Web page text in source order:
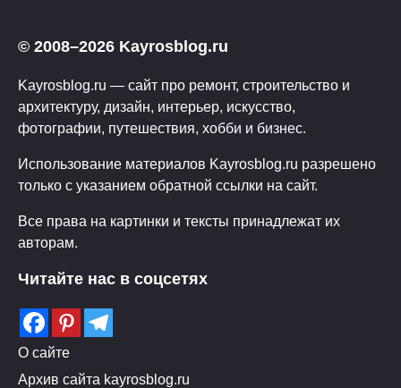
© 2008–2026 Kayrosblog.ru
Kayrosblog.ru — сайт про ремонт, строительство и
архитектуру, дизайн, интерьер, искусство,
фотографии, путешествия, хобби и бизнес.
Использование материалов Kayrosblog.ru разрешено
только с указанием обратной ссылки на сайт.
Все права на картинки и тексты принадлежат их
авторам.
Читайте нас в соцсетях
О сайте
Архив сайта kayrosblog.ru